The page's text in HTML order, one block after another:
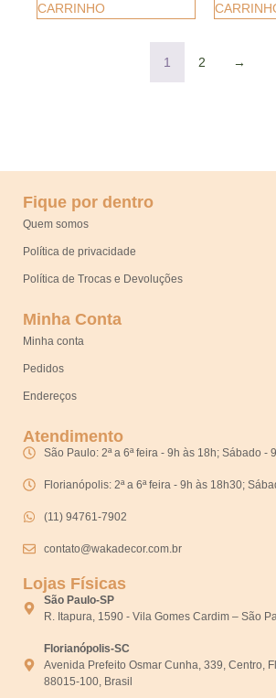
CARRINHO
1 2 →
Fique por dentro
Quem somos
Política de privacidade
Política de Trocas e Devoluções
Minha Conta
Minha conta
Pedidos
Endereços
Atendimento
São Paulo: 2ª a 6ª feira - 9h às 18h; Sábado -
Florianópolis: 2ª a 6ª feira - 9h às 18h30;
(11) 94761-7902
contato@wakadecor.com.br
Lojas Físicas
São Paulo-SP
R. Itapura, 1590 - Vila Gomes Cardim – São
Florianópolis-SC
Avenida Prefeito Osmar Cunha, 339, Centro,
88015-100, Brasil